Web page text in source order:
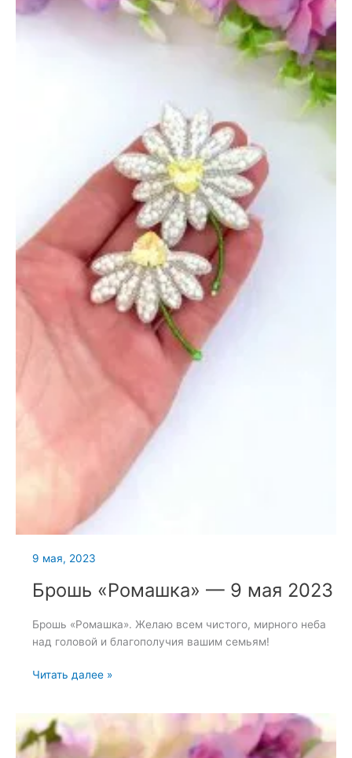
мая
9 мая, 2023
Брошь «Ромашка» — 9 мая 2023
Брошь «Ромашка». Желаю всем чистого, мирного неба
над головой и благополучия вашим семьям!
Брошь
9
мая
Читать далее »